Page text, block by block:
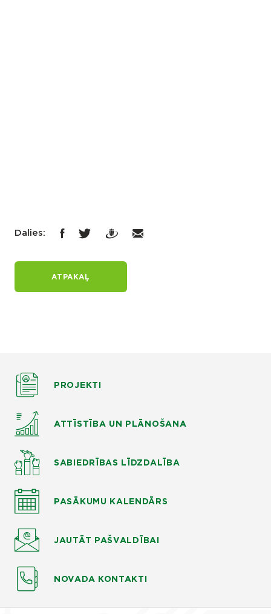
Dalies:
ATPAKAĻ
PROJEKTI
ATTĪSTĪBA UN PLĀNOŠANA
SABIEDRĪBAS LĪDZDALĪBA
PASĀKUMU KALENDĀRS
JAUTĀT PAŠVALDĪBAI
NOVADA KONTAKTI